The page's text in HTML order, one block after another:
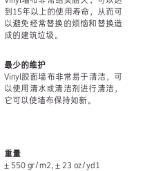
到15年以上的使用寿命，从而可
以避免经常替换的烦恼和替换造
成的建筑垃圾。
最少的维护
Vinyl胶面墙布非常易于清洁，可
以使用清水或清洁剂进行清洁，
它可以使墙布保持如新。
重量
± 550 gr/m2, ± 23 oz/yd1